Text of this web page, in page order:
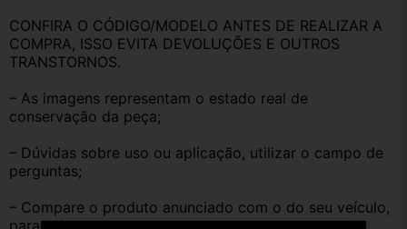
CONFIRA O CÓDIGO/MODELO ANTES DE REALIZAR A
COMPRA, ISSO EVITA DEVOLUÇÕES E OUTROS
TRANSTORNOS.
– As imagens representam o estado real de
conservação da peça;
– Dúvidas sobre uso ou aplicação, utilizar o campo de
perguntas;
– Compare o produto anunciado com o do seu veículo,